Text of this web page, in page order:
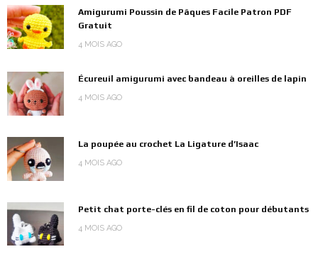
Amigurumi Poussin de Pâques Facile Patron PDF
Gratuit
4 MOIS AGO
Écureuil amigurumi avec bandeau à oreilles de lapin
4 MOIS AGO
La poupée au crochet La Ligature d’Isaac
4 MOIS AGO
Petit chat porte-clés en fil de coton pour débutants
4 MOIS AGO